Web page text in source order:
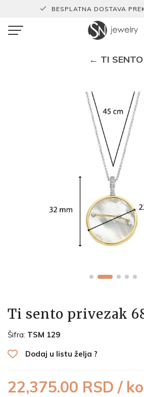
BESPLATNA DOSTAVA
← TI SENTO
Ti sento privezak
Šifra: TSM 129
Dodaj u listu želja ?
22,375.00 RSD /